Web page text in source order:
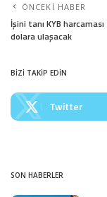
ÖNCEKI HABER
İşini tanı KYB
dolara ulaşacak
BİZİ TAKİP EDİN
Twitter
SON HABERLER